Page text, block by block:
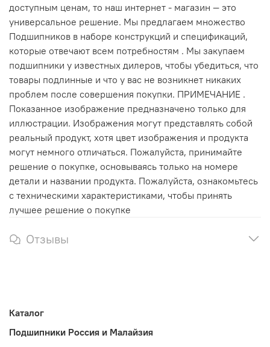
доступным ценам, то наш интернет - магазин — это
универсальное решение. Мы предлагаем множество
Подшипников в наборе конструкций и спецификаций,
которые отвечают всем потребностям . Мы закупаем
подшипники у известных дилеров, чтобы убедиться, что
товары подлинные и что у вас не возникнет никаких
проблем после совершения покупки. ПРИМЕЧАНИЕ .
Показанное изображение предназначено только для
иллюстрации. Изображения могут представлять собой
реальный продукт, хотя цвет изображения и продукта
могут немного отличаться. Пожалуйста, принимайте
решение о покупке, основываясь только на номере
детали и названии продукта. Пожалуйста, ознакомьтесь
с техническими характеристиками, чтобы принять
лучшее решение о покупке
Отзывы
Каталог
Подшипники Россия и Малайзия